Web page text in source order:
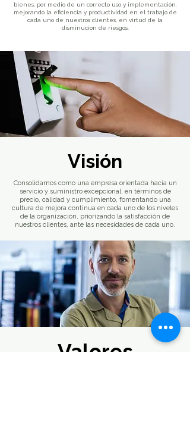
bienes, por medio de un correcto uso y implementación,
mejorando la eficiencia y productividad en el trabajo de
cada uno de nuestros clientes, en virtud de la
disminución de riesgos.
Visión
Consolidarnos como una empresa orientada hacia un
servicio y suministro excepcional, en términos de
precio, calidad y cumplimiento, fomentando una
cultura de mejora continua en cada uno de los niveles
de la organización, priorizando la satisfacción de
nuestros clientes, ante las necesidades de cada uno.
Valores